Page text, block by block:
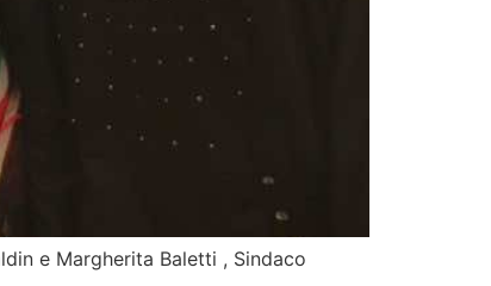
e Margherita Baletti , Sindaco